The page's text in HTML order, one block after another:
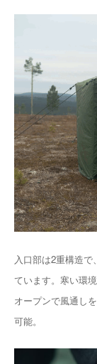
入口部は2重構造
ています。寒い環
オープンで風通し
可能。